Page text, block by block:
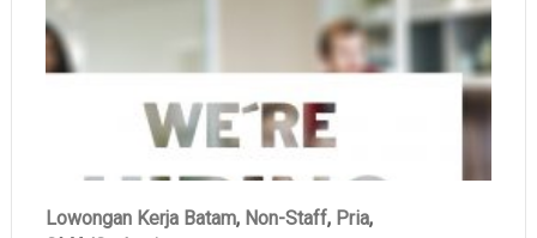
Lowongan Kerja Batam, Non-Staff, Pria,